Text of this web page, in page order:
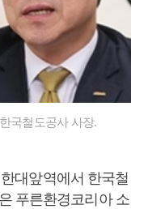
국철도공사 사장.
대앞역에서 한국철
푸른환경코리아 소